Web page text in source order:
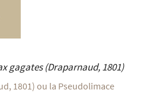
gagates(Draparnaud, 1801)
1801) ou la Pseudolimace